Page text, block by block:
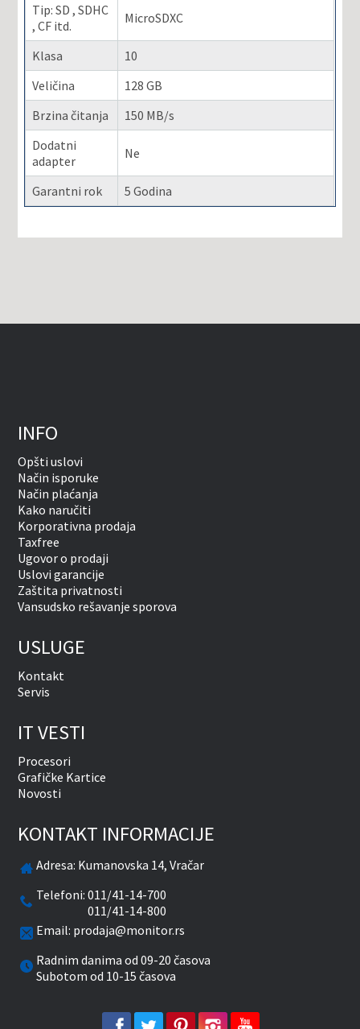
Tip: SD , SDHC
, CF itd.
MicroSDXC
Klasa
10
Veličina
128 GB
Brzina čitanja
150 MB/s
Dodatni
adapter
Ne
Garantni rok 5 Godina
INFO
Opšti uslovi
Način isporuke
Način plaćanja
Kako naručiti
Korporativna prodaja
Taxfree
Ugovor o prodaji
Uslovi garancije
Zaštita privatnosti
Vansudsko rešavanje sporova
USLUGE
Kontakt
Servis
IT VESTI
Procesori
Grafičke Kartice
Novosti
KONTAKT INFORMACIJE
Adresa: Kumanovska 14, Vračar
Telefoni:011/41-14-700
011/41-14-800
Email: prodaja@monitor.rs
Radnim danima od 09-20 časova
Subotom od 10-15 časova
facebook
twitterpinterestinstagramyoutube